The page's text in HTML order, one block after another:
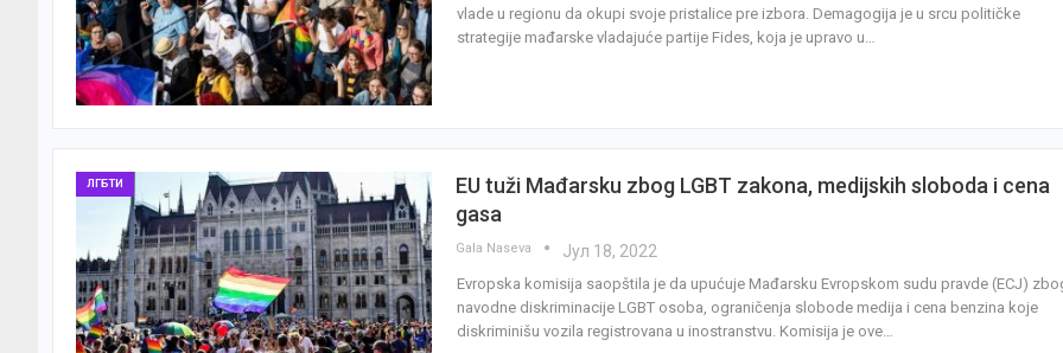
vlade u regionu da okupi svoje pristalice pre izbora. Demagogija je u srcu političke
strategije mađarske vladajuće partije Fides, koja je upravo u…
ЛГБТИ
EU tuži Mađarsku zbog LGBT zakona, medijskih sloboda i cena
gasa
Gala Naseva Јул 18, 2022
Evropska komisija saopštila je da upućuje Mađarsku Evropskom sudu pravde (ECJ)
navodne diskriminacije LGBT osoba, ograničenja slobode medija i cena benzina koje
diskriminišu vozila registrovana u inostranstvu. Komisija je ove…